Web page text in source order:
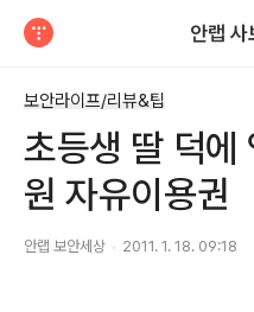
안랩 사
보안라이프/리뷰&팁
초등생 딸 덕에
원 자유이용권
안랩 보안세상 2011. 1. 18. 09:18